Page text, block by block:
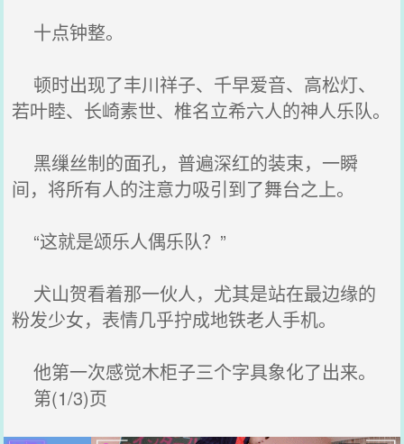
十点钟整。
顿时出现了丰川祥子、千早爱音、高松灯、
若叶睦、长崎素世、椎名立希六人的神人乐队。
黑缫丝制的面孔，普遍深红的装束，一瞬
间，将所有人的注意力吸引到了舞台之上。
“这就是颂乐人偶乐队？”
犬山贺看着那一伙人，尤其是站在最边缘的
粉发少女，表情几乎拧成地铁老人手机。
他第一次感觉木柜子三个字具象化了出来。
第(1/3)页